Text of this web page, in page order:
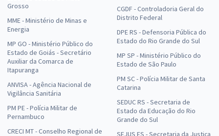
Grosso
MME - Ministério de Minas e
Energia
MP GO - Ministério Público do
Estado de Goiás - Secretário
Auxiliar da Comarca de
Itapuranga
ANVISA - Agência Nacional de
Vigilância Sanitária
PM PE - Polícia Militar de
Pernambuco
CRECI MT - Conselho Regional de
CGDF - Controladoria Geral do
Distrito Federal
DPE RS - Defensoria Pública do
Estado do Rio Grande do Sul
MP SP - Ministério Público do
Estado de São Paulo
PM SC - Polícia Militar de Santa
Catarina
SEDUC RS - Secretaria de
Estado da Educação do Rio
Grande do Sul
SEJUS ES - Secretaria da Justiça